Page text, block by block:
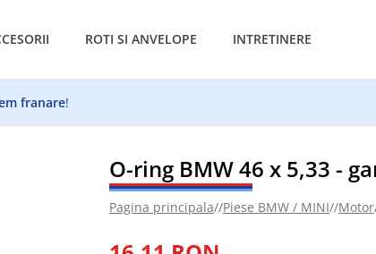
ROTI SI ANVELOPE INTRETINERE
franare!
O-ring BMW 46 x 5,33 -
Pagina principala//Piese BMW / MINI//Motor